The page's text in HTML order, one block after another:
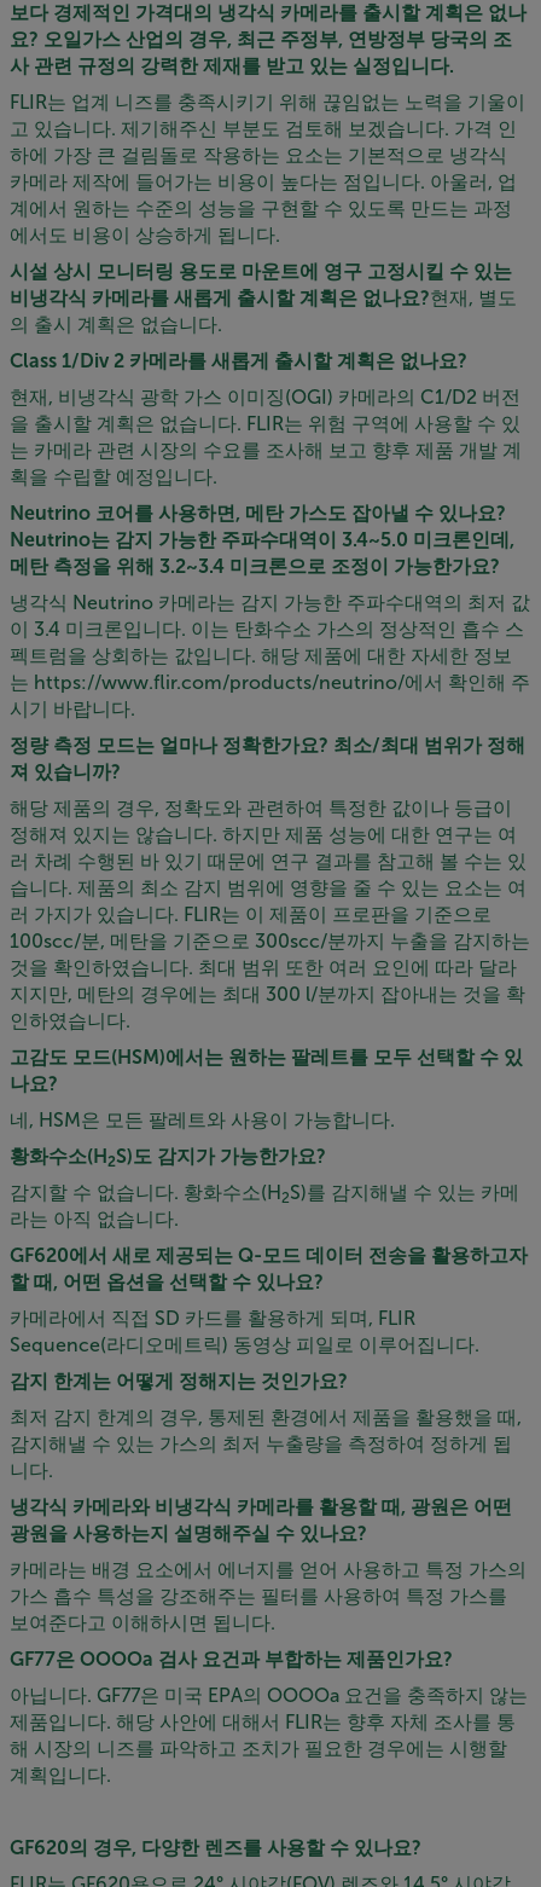
보다 경제적인 가격대의 냉각식 카메라를 출시할 계획은 없나
요? 오일가스 산업의 경우, 최근 주정부, 연방정부 당국의 조
사 관련 규정의 강력한 제재를 받고 있는 실정입니다.
FLIR는 업계 니즈를 충족시키기 위해 끊임없는 노력을 기울이
고 있습니다. 제기해주신 부분도 검토해 보겠습니다. 가격 인
하에 가장 큰 걸림돌로 작용하는 요소는 기본적으로 냉각식
카메라 제작에 들어가는 비용이 높다는 점입니다. 아울러, 업
계에서 원하는 수준의 성능을 구현할 수 있도록 만드는 과정
에서도 비용이 상승하게 됩니다.
시설 상시 모니터링 용도로 마운트에 영구 고정시킬 수 있는
비냉각식 카메라를 새롭게 출시할 계획은 없나요?현재, 별도
의 출시 계획은 없습니다.
Class 1/Div 2 카메라를 새롭게 출시할 계획은 없나요?
현재, 비냉각식 광학 가스 이미징(OGI) 카메라의 C1/D2 버전
을 출시할 계획은 없습니다. FLIR는 위험 구역에 사용할 수 있
는 카메라 관련 시장의 수요를 조사해 보고 향후 제품 개발 계
획을 수립할 예정입니다.
Neutrino 코어를 사용하면, 메탄 가스도 잡아낼 수 있나요?
Neutrino는 감지 가능한 주파수대역이 3.4~5.0 미크론인데,
메탄 측정을 위해 3.2~3.4 미크론으로 조정이 가능한가요?
냉각식 Neutrino 카메라는 감지 가능한 주파수대역의 최저 값
이 3.4 미크론입니다. 이는 탄화수소 가스의 정상적인 흡수 스
펙트럼을 상회하는 값입니다. 해당 제품에 대한 자세한 정보
는 https://www.flir.com/products/neutrino/에서 확인해 주
시기 바랍니다.
정량 측정 모드는 얼마나 정확한가요? 최소/최대 범위가 정해
져 있습니까?
해당 제품의 경우, 정확도와 관련하여 특정한 값이나 등급이
정해져 있지는 않습니다. 하지만 제품 성능에 대한 연구는 여
러 차례 수행된 바 있기 때문에 연구 결과를 참고해 볼 수는 있
습니다. 제품의 최소 감지 범위에 영향을 줄 수 있는 요소는 여
러 가지가 있습니다. FLIR는 이 제품이 프로판을 기준으로
100scc/분, 메탄을 기준으로 300scc/분까지 누출을 감지하는
것을 확인하였습니다. 최대 범위 또한 여러 요인에 따라 달라
지지만, 메탄의 경우에는 최대 300 l/분까지 잡아내는 것을 확
인하였습니다.
고감도 모드(HSM)에서는 원하는 팔레트를 모두 선택할 수 있
나요?
네, HSM은 모든 팔레트와 사용이 가능합니다.
황화수소(H 2S)도 감지가 가능한가요?
감지할 수 없습니다. 황화수소(H 2S)를 감지해낼 수 있는 카메
라는 아직 없습니다.
GF620에서 새로 제공되는 Q-모드 데이터 전송을 활용하고자
할 때, 어떤 옵션을 선택할 수 있나요?
카메라에서 직접 SD 카드를 활용하게 되며, FLIR
Sequence(라디오메트릭) 동영상 피일로 이루어집니다.
감지 한계는 어떻게 정해지는 것인가요?
최저 감지 한계의 경우, 통제된 환경에서 제품을 활용했을 때,
감지해낼 수 있는 가스의 최저 누출량을 측정하여 정하게 됩
니다.
냉각식 카메라와 비냉각식 카메라를 활용할 때, 광원은 어떤
광원을 사용하는지 설명해주실 수 있나요?
카메라는 배경 요소에서 에너지를 얻어 사용하고 특정 가스의
가스 흡수 특성을 강조해주는 필터를 사용하여 특정 가스를
보여준다고 이해하시면 됩니다.
GF77은 OOOOa 검사 요건과 부합하는 제품인가요?
아닙니다. GF77은 미국 EPA의 OOOOa 요건을 충족하지 않는
제품입니다. 해당 사안에 대해서 FLIR는 향후 자체 조사를 통
해 시장의 니즈를 파악하고 조치가 필요한 경우에는 시행할
계획입니다.
GF620의 경우, 다양한 렌즈를 사용할 수 있나요?